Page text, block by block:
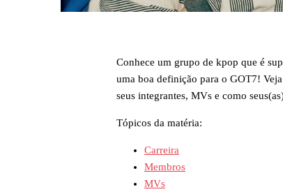
Conhece um grupo de kpop que é
uma boa definição para o GOT7!
seus integrantes, MVs e como
Tópicos da matéria:
Carreira
Membros
MVs